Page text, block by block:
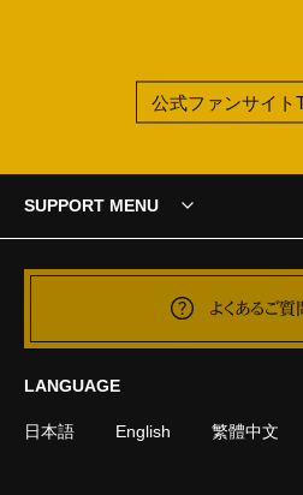
公式ファンサイト
SUPPORT MENU
よくあるご質
LANGUAGE
日本語 English 繁體中文